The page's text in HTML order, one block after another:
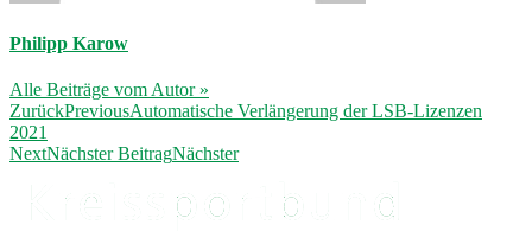
Philipp Karow
Alle Beiträge vom Autor »
ZurückPreviousAutomatische Verlängerung der LSB-Lizenzen
2021
NextNächster BeitragNächster